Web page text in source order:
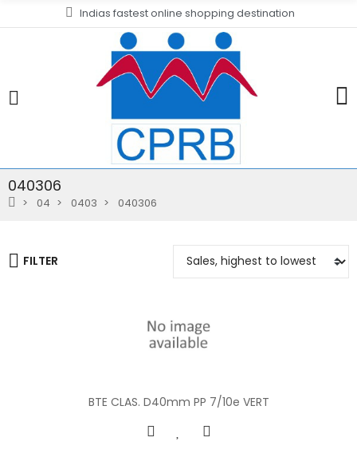
Indias fastest online shopping destination
040306
04 0403 040306
FILTER
BTE CLAS. D40mm PP 7/10e VERT